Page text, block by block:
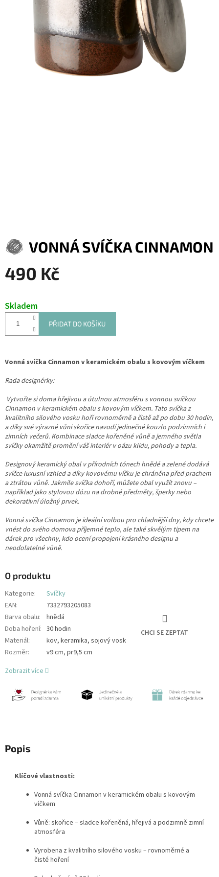
VONNÁ SVÍČKA CINNAMON
490 Kč
Skladem
PŘIDAT DO KOŠÍKU
Vonná svíčka Cinnamon v keramickém obalu s kovovým víčkem
Rada designérky:
Vytvořte si doma hřejivou a útulnou atmosféru s vonnou svíčkou
Cinnamon v keramickém obalu s kovovým víčkem. Tato svíčka z
kvalitního silového vosku hoří rovnoměrně a čistě až po dobu 30 hodin,
a díky své výrazné vůni skořice navodí jedinečné kouzlo podzimních i
zimních večerů. Kombinace sladce kořeněné vůně a jemného světla
svíčky okamžitě promění váš interiér v oázu klidu, pohody a tepla.
Designový keramický obal v přírodních tónech hnědé a zelené dodává
svíčce luxusní vzhled a díky kovovému víčku je chráněna před prachem
a ztrátou vůně. Jakmile svíčka dohoří, můžete obal využít znovu –
například jako stylovou dózu na drobné předměty, šperky nebo
dekorativní úložný prvek.
Vonná svíčka Cinnamon je ideální volbou pro chladnější dny, kdy chcete
vnést do svého domova příjemné teplo, ale také skvělým tipem na
dárek pro všechny, kdo ocení propojení krásného designu a
neodolatelné vůně.
O produktu
Kategorie:
Svíčky
EAN:
7332793205083
Barva obalu:
hnědá
Doba hoření: 30 hodin
Materiál:
kov, keramika, sojový vosk
Rozměr: v9 cm, pr9,5 cm
CHCI SE ZEPTAT
Zobrazit více
Popis
Klíčové vlastnosti:
Vonná svíčka Cinnamon v keramickém obalu s kovovým
víčkem
Vůně: skořice – sladce kořeněná, hřejivá a podzimně zimní
atmosféra
Vyrobena z kvalitního silového vosku – rovnoměrné a
čisté hoření